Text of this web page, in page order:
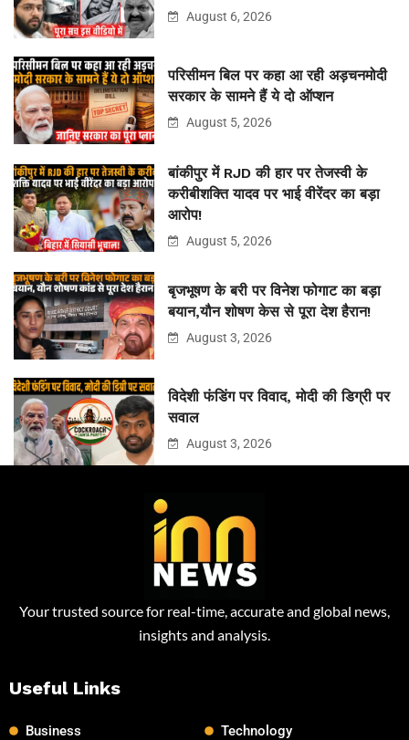
August 6, 2026
परिसीमन बिल पर कहा आ रही अड़चनमोदी
सरकार के सामने हैं ये दो ऑप्शन
August 5, 2026
बांकीपुर में RJD की हार पर तेजस्वी के
करीबीशक्ति यादव पर भाई वीरेंदर का बड़ा
आरोप!
August 5, 2026
बृजभूषण के बरी पर विनेश फोगाट का बड़ा
बयान,यौन शोषण केस से पूरा देश हैरान!
August 3, 2026
विदेशी फंडिंग पर विवाद, मोदी की डिग्री पर
सवाल
August 3, 2026
Your trusted source for real-time, accurate and global news,
insights and analysis.
Useful Links
Business Technology